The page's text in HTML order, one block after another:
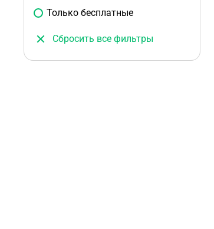
Только бесплатные
Сбросить все фильтры